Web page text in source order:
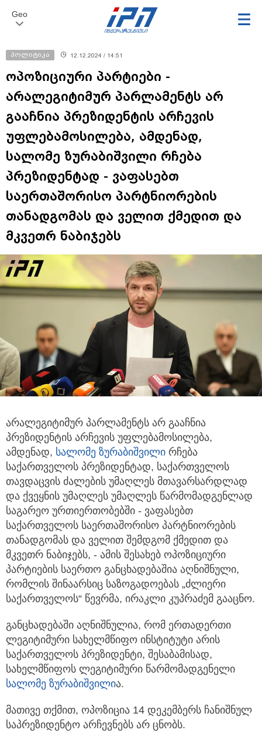
Geo
პოლიტიკა 12.12.2024 / 14:51
ოპოზიციური პარტიები -
არალეგიტიმურ პარლამენტს არ
გააჩნია პრეზიდენტის არჩევის
უფლებამოსილება, ამდენად,
სალომე ზურაბიშვილი რჩება
პრეზიდენტად - ვაფასებთ
საერთაშორისო პარტნიორების
თანადგომას და ველით ქმედით და
მკვეთრ ნაბიჯებს
არალეგიტიმურ პარლამენტს არ გააჩნია
პრეზიდენტის არჩევის უფლებამოსილება,
ამდენად, სალომე ზურაბიშვილი რჩება
საქართველოს პრეზიდენტად, საქართველოს
თავდაცვის ძალების უმაღლეს მთავარსარდლად
და ქვეყნის უმაღლეს უმაღლეს წარმომადგენლად
საგარეო ურთიერთობებში - ვაფასებთ
საქართველოს საერთაშორისო პარტნიორების
თანადგომას და ველით შემდგომ ქმედით და
მკვეთრ ნაბიჯებს, - ამის შესახებ ოპოზიციური
პარტიების საერთო განცხადებაშია აღნიშნული,
რომლის შინაარსიც საზოგადოებას „ძლიერი
საქართველოს“ წევრმა, ირაკლი კუპრაძემ გააცნო.
განცხადებაში აღნიშნულია, რომ ერთადერთი
ლეგიტიმური სახელმწიფო ინსტიტუტი არის
საქართველოს პრეზიდენტი, შესაბამისად,
სახელმწიფოს ლეგიტიმური წარმომადგენელი
სალომე ზურაბიშვილია.
მათივე თქმით, ოპოზიცია 14 დეკემბერს ჩანიშნულ
საპრეზიდენტო არჩევნებს არ ცნობს.